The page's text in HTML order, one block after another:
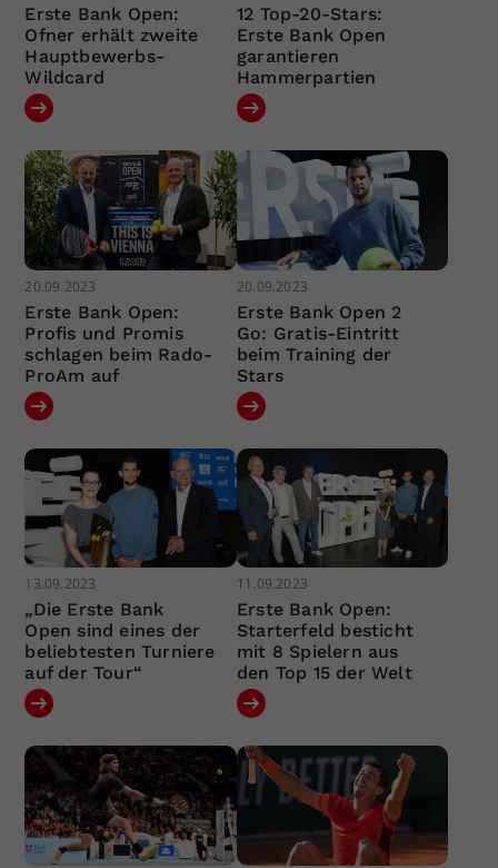
Erste Bank Open:
Ofner erhält zweite
Hauptbewerbs-
Wildcard
12 Top-20-Stars:
Erste Bank Open
garantieren
Hammerpartien
20.09.2023
Erste Bank Open:
Profis und Promis
schlagen beim Rado-
ProAm auf
20.09.2023
Erste Bank Open 2
Go: Gratis-Eintritt
beim Training der
Stars
13.09.2023
„Die Erste Bank
Open sind eines der
beliebtesten Turniere
auf der Tour“
11.09.2023
Erste Bank Open:
Starterfeld besticht
mit 8 Spielern aus
den Top 15 der Welt